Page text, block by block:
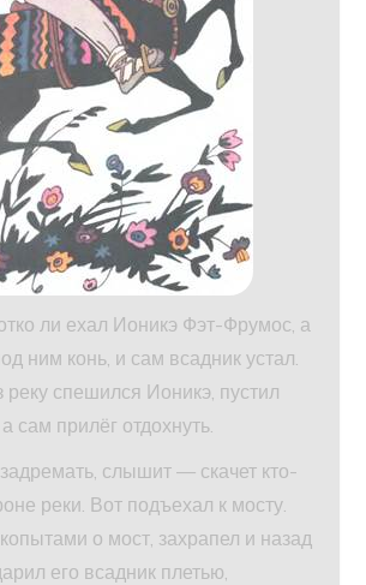
ли ехал Ионикэ Фэт-Фрумос, а
ним конь, и сам всадник устал.
реку спешился Ионикэ, пустил
сам прилёг отдохнуть.
слышит — скачет кто-
реки. Вот подъехал к мосту.
о мост, захрапел и назад
его всадник плетью,